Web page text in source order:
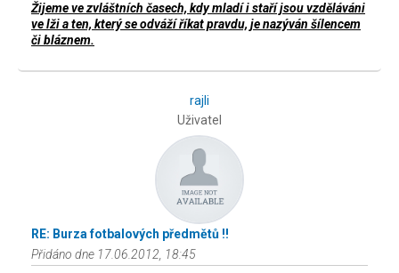
Žijeme ve zvláštních časech, kdy mladí i staří jsou vzděláváni
ve lži a ten, který se odváží říkat pravdu, je nazýván šílencem
či bláznem.
rajli
Uživatel
RE: Burza fotbalových předmětů !!
Přidáno dne 17.06.2012, 18:45